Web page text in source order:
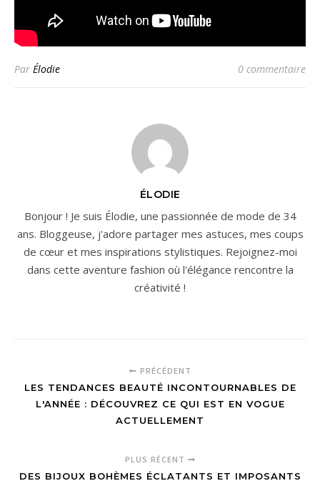
Par Élodie 0 commentaire
ÉLODIE
Bonjour ! Je suis Élodie, une passionnée de mode de 34
ans. Bloggeuse, j'adore partager mes astuces, mes coups
de cœur et mes inspirations stylistiques. Rejoignez-moi
dans cette aventure fashion où l'élégance rencontre la
créativité !
PRÉCÉDENT
LES TENDANCES BEAUTÉ INCONTOURNABLES DE
L'ANNÉE : DÉCOUVREZ CE QUI EST EN VOGUE
ACTUELLEMENT
PLUS RÉCENT
DES BIJOUX BOHÈMES ÉCLATANTS ET IMPOSANTS